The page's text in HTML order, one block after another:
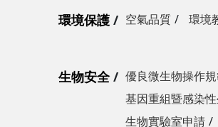
環境保護 空氣品質 環境
生物安全
優良微生物操作
基因重組暨感染
生物實驗室申請